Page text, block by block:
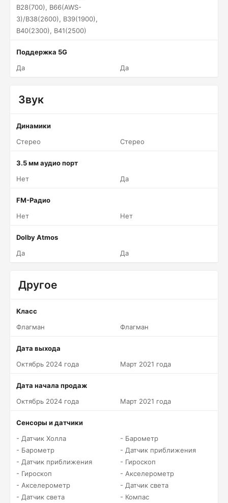
B28(700), B66(AWS-
3)/B38(2600), B39(1900),
B40(2300), B41(2500)
Поддержка 5G
Да
Да
Звук
Динамики
Стерео
Стерео
3.5 мм аудио порт
Нет
Да
FM-Радио
Нет
Нет
Dolby Atmos
Да
Да
Другое
Класс
Флагман
Флагман
Дата выхода
Октябрь 2024 года
Март 2021 года
Дата начала продаж
Октябрь 2024 года
Март 2021 года
Сенсоры и датчики
- Датчик Холла
- Барометр
- Датчик приближения
- Гироскоп
- Акселерометр
- Датчик света
- Барометр
- Датчик приближения
- Гироскоп
- Акселерометр
- Датчик света
- Компас